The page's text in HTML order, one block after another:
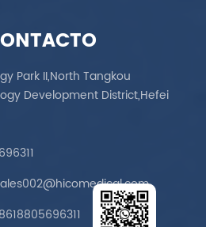
Park II,North Tangkou
Development District,Hefei